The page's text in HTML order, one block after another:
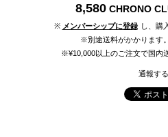
8,580 CHRONO
※ メンバーシップに登録 し、購
※別途送料がかかります。
※¥10,000以上のご注文で国内
通報する